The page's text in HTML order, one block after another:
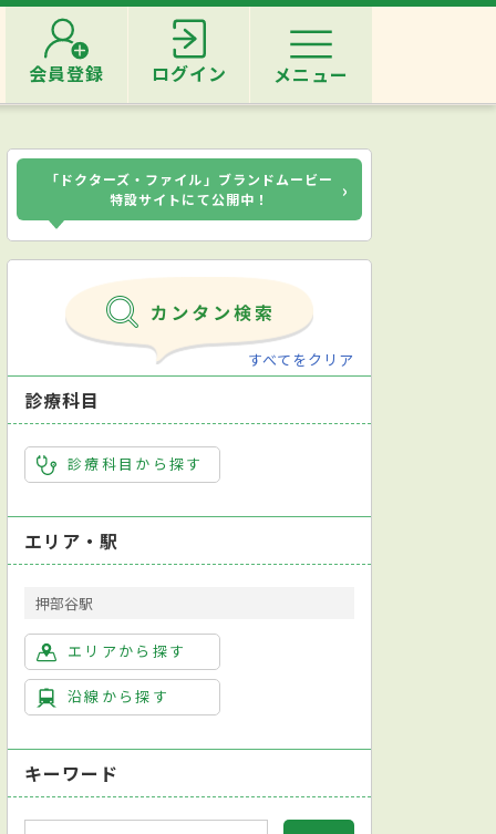
会員登録 ログイン メニュー
「ドクターズ・ファイル」ブランドムービー
特設サイトにて公開中！
›
すべてをクリア
診療科目
診療科目から探す
エリア・駅
押部谷駅
エリアから探す
沿線から探す
キーワード